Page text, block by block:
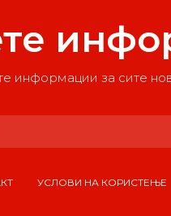
информации за сите
УСЛОВИ НА КОРИСТЕЊЕ